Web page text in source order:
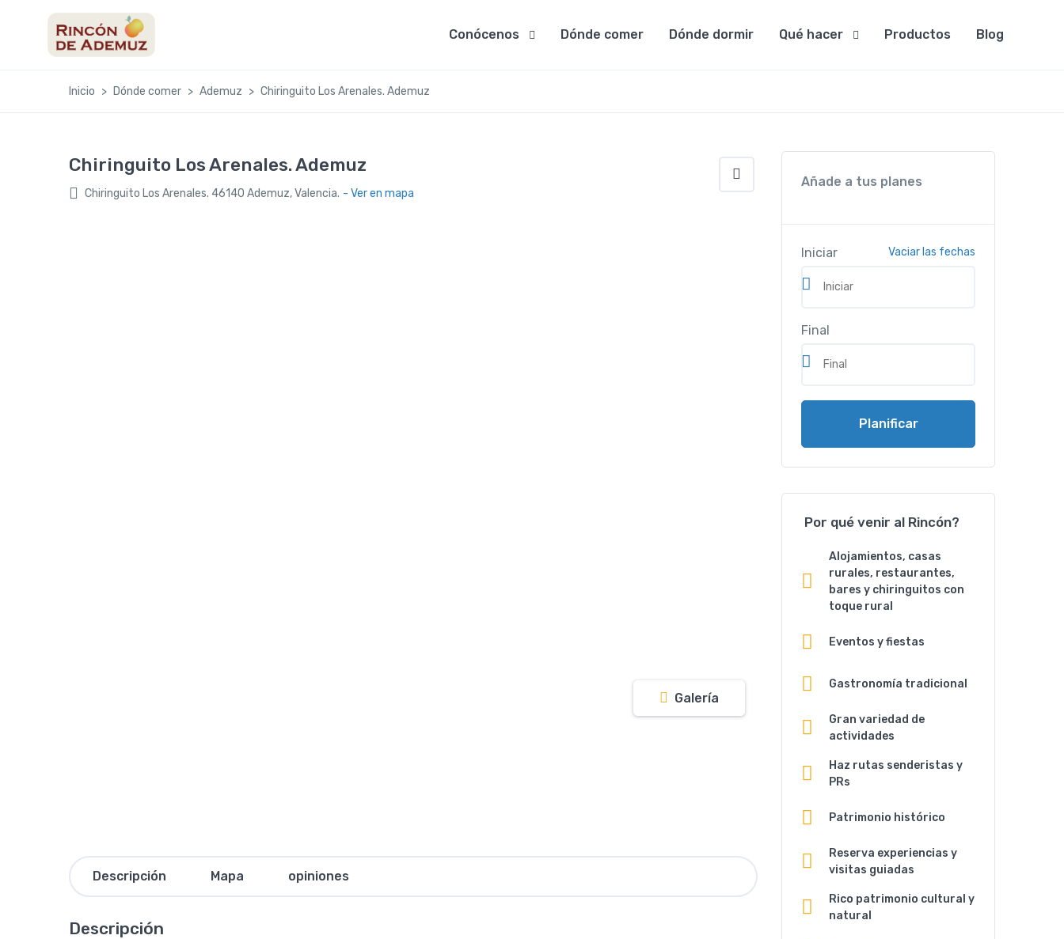
Conócenos
Dónde comer Dónde dormir Qué hacer Productos Blog
Inicio Dónde comer Ademuz Chiringuito Los Arenales. Ademuz
Chiringuito Los Arenales. Ademuz
Chiringuito Los Arenales. 46140 Ademuz, Valencia. - Ver en mapa
Galería
Descripción Mapa opiniones
Descripción
Añade a tus planes
Iniciar
Final
Vaciar las fechas
Planificar
Por qué venir al Rincón?
Alojamientos, casas
rurales, restaurantes,
bares y chiringuitos con
toque rural
Eventos y fiestas
Gastronomía tradicional
Gran variedad de
actividades
Haz rutas senderistas y
PRs
Patrimonio histórico
Reserva experiencias y
visitas guiadas
Rico patrimonio cultural y
natural